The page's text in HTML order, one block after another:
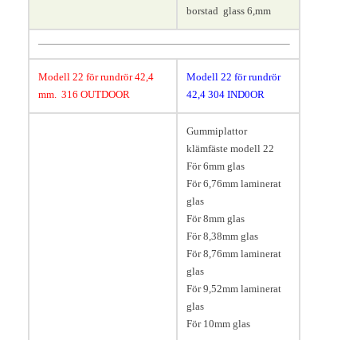
borstad glass 6,mm
Modell 22 för rundrör 42,4
mm. 316 OUTDOOR
Modell 22 för rundrör
42,4 304 IND0OR
Gummiplattor
klämfäste modell 22
För 6mm glas
För 6,76mm laminerat
glas
För 8mm glas
För 8,38mm glas
För 8,76mm laminerat
glas
För 9,52mm laminerat
glas
För 10mm glas